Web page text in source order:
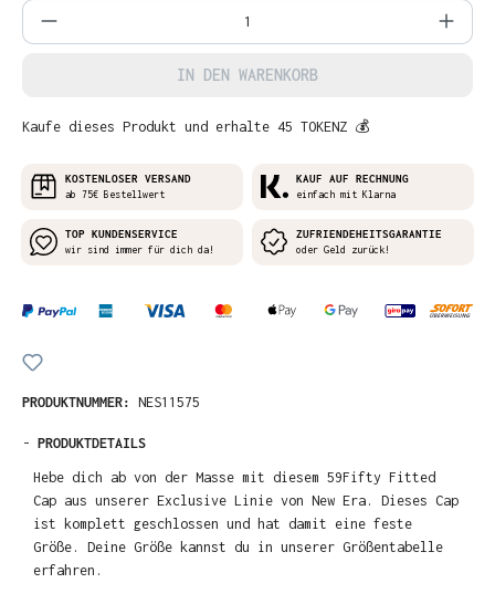
Produkt Anzahl: Gib den gewünschten
IN DEN WARENKORB
Kaufe dieses Produkt und erhalte 45 TOKENZ 💰
KOSTENLOSER VERSAND
ab 75€ Bestellwert
KAUF AUF RECHNUNG
einfach mit Klarna
TOP KUNDENSERVICE
wir sind immer für dich da!
ZUFRIENDEHEITSGARANTIE
oder Geld zurück!
PRODUKTNUMMER: NES11575
- PRODUKTDETAILS
Hebe dich ab von der Masse mit diesem 59Fifty Fitted
Cap aus unserer Exclusive Linie von New Era. Dieses Cap
ist komplett geschlossen und hat damit eine feste
Größe. Deine Größe kannst du in unserer Größentabelle
erfahren.